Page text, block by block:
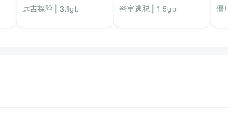
远古探险 | 3.1gb 密室逃脱 | 1.5gb 僵